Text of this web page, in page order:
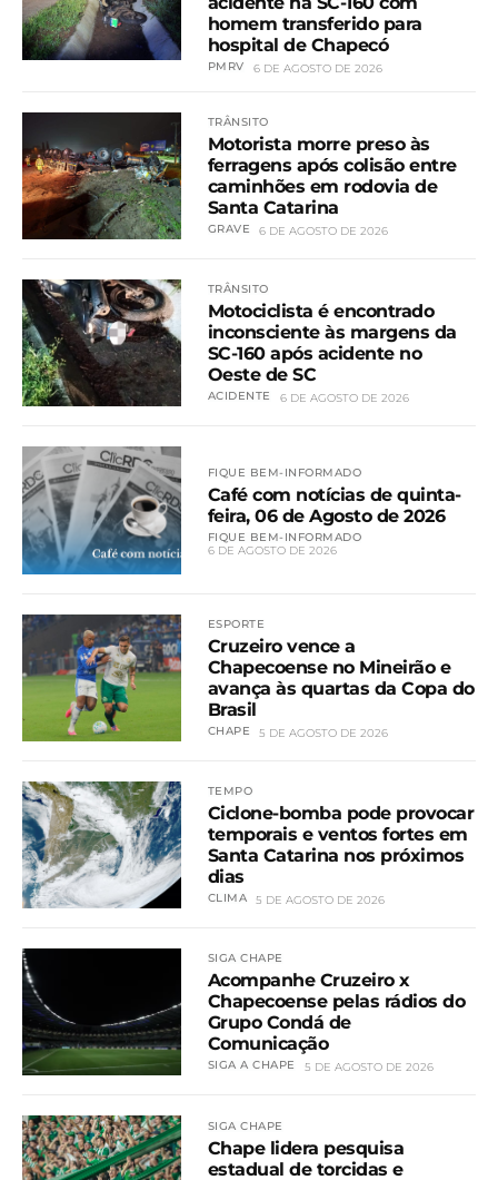
homem transferido para
hospital de Chapecó
PMRV 6 DE AGOSTO DE 2026
TRÂNSITO
Motorista morre preso às
ferragens após colisão entre
caminhões em rodovia de
Santa Catarina
GRAVE 6 DE AGOSTO DE 2026
TRÂNSITO
Motociclista é encontrado
inconsciente às margens da
SC-160 após acidente no
Oeste de SC
ACIDENTE 6 DE AGOSTO DE 2026
FIQUE BEM-INFORMADO
Café com notícias de quinta-
feira, 06 de Agosto de 2026
FIQUE BEM-INFORMADO
6 DE AGOSTO DE 2026
ESPORTE
Cruzeiro vence a
Chapecoense no Mineirão e
avança às quartas da Copa do
Brasil
CHAPE 5 DE AGOSTO DE 2026
TEMPO
Ciclone-bomba pode provocar
temporais e ventos fortes em
Santa Catarina nos próximos
dias
CLIMA 5 DE AGOSTO DE 2026
SIGA CHAPE
Acompanhe Cruzeiro x
Chapecoense pelas rádios do
Grupo Condá de
Comunicação
SIGA A CHAPE 5 DE AGOSTO DE 2026
SIGA CHAPE
Chape lidera pesquisa
estadual de torcidas e